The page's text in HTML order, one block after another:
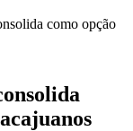
como opção